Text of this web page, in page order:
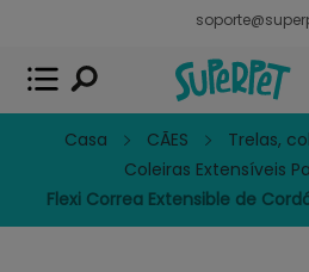
Casa CÃES
Trelas,
Coleiras Extensíveis
Flexi Correa Extensible de
Superpet, comida para
APP GRATIS - En Google Play